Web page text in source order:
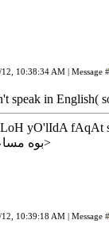
10:38:34 AM | Message #
speak in English(
QiLuVcHi"<بوه مساعدتنا>
10:39:18 AM | Message #